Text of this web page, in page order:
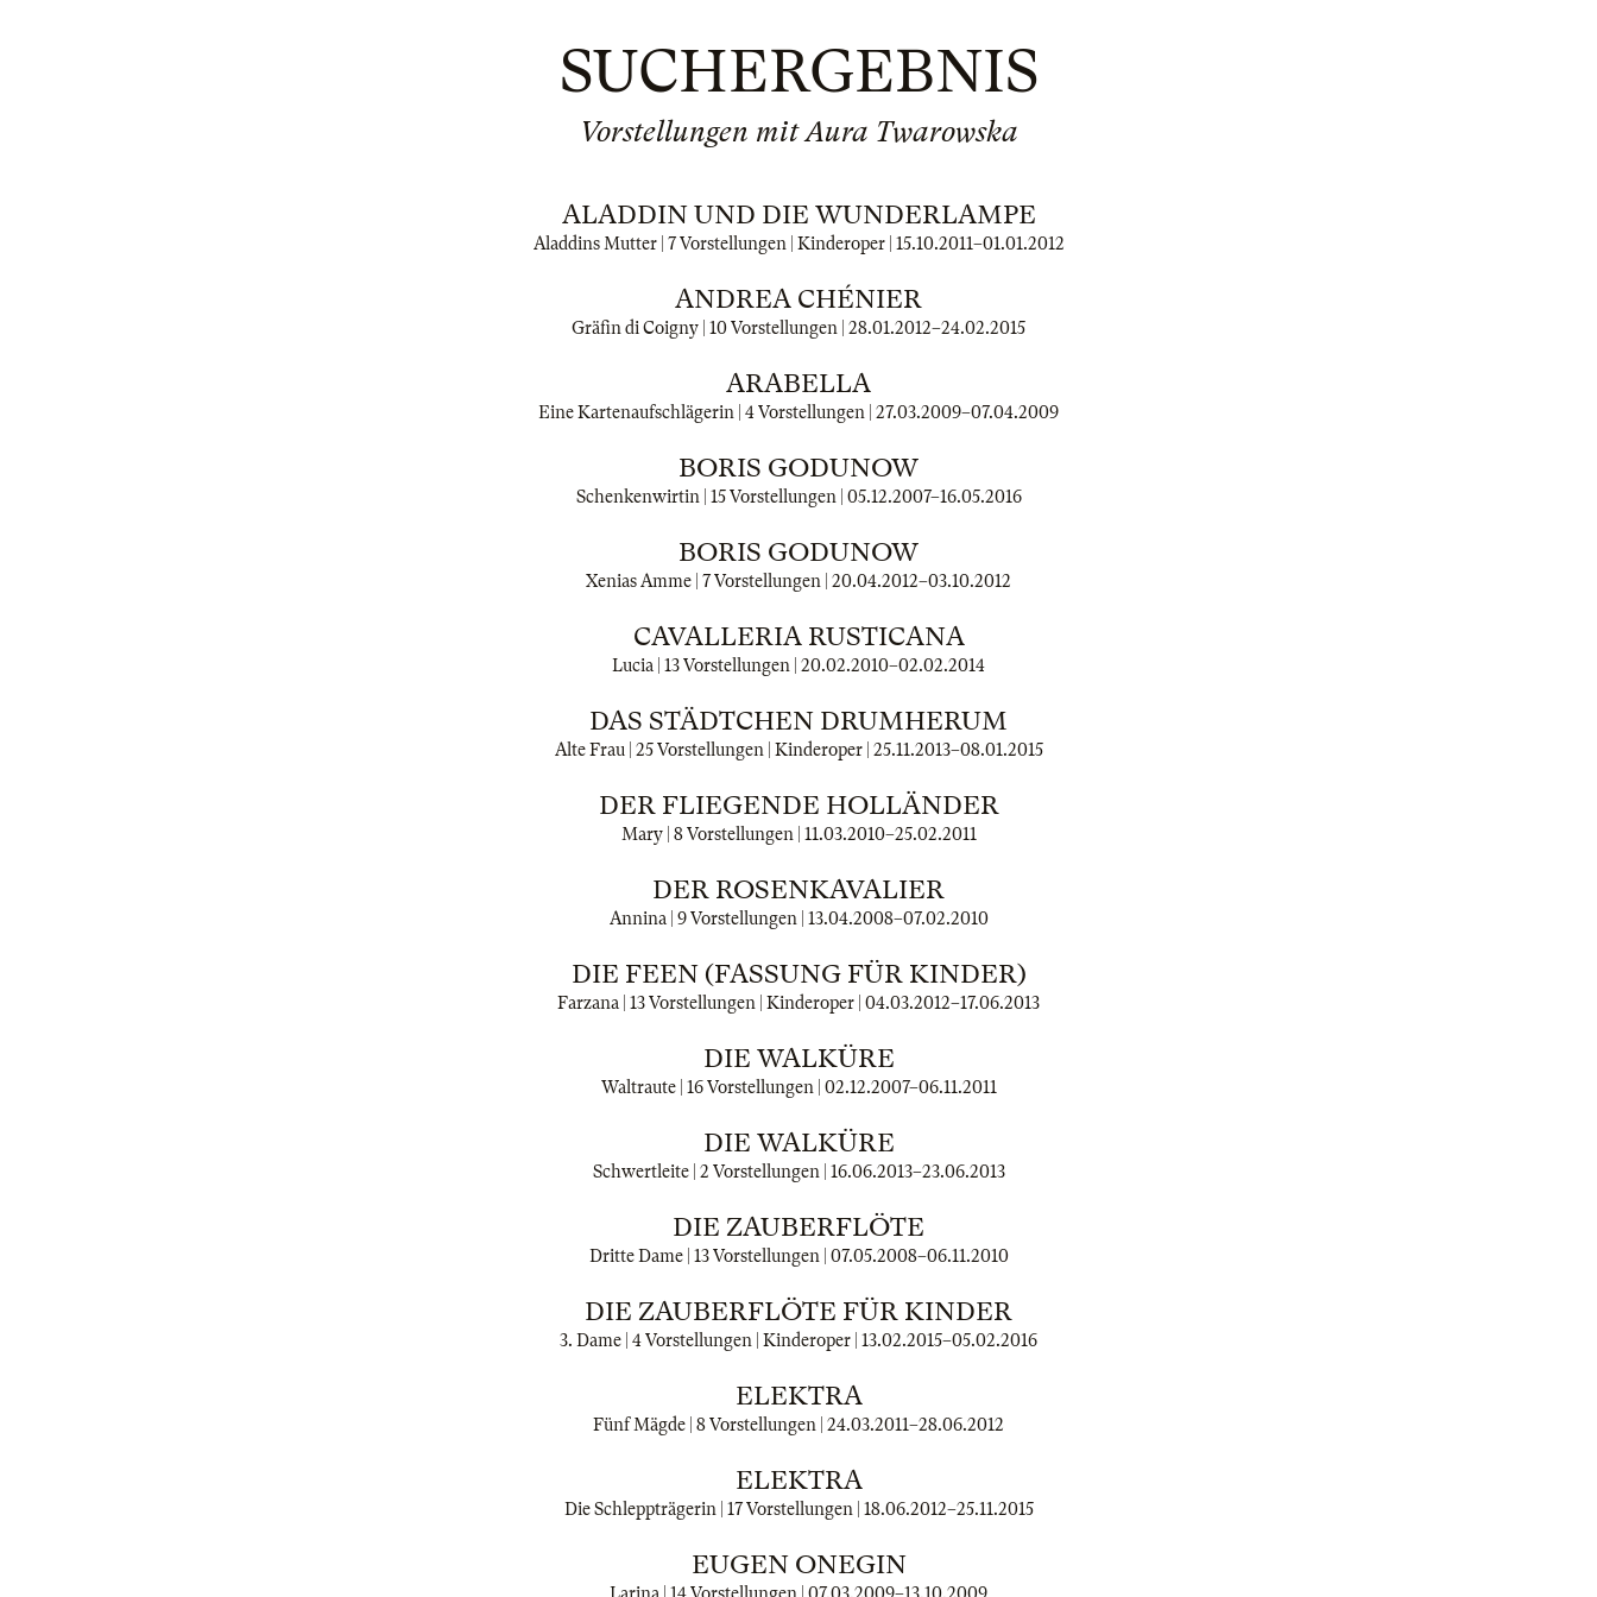
SUCHERGEBNIS
Vorstellungen mit Aura Twarowska
ALADDIN UND DIE WUNDERLAMPE
Aladdins Mutter | 7 Vorstellungen | Kinderoper | 15.10.2011–01.01.2012
ANDREA CHÉNIER
Gräfin di Coigny | 10 Vorstellungen | 28.01.2012–24.02.2015
ARABELLA
Eine Kartenaufschlägerin | 4 Vorstellungen | 27.03.2009–07.04.2009
BORIS GODUNOW
Schenkenwirtin | 15 Vorstellungen | 05.12.2007–16.05.2016
BORIS GODUNOW
Xenias Amme | 7 Vorstellungen | 20.04.2012–03.10.2012
CAVALLERIA RUSTICANA
Lucia | 13 Vorstellungen | 20.02.2010–02.02.2014
DAS STÄDTCHEN DRUMHERUM
Alte Frau | 25 Vorstellungen | Kinderoper | 25.11.2013–08.01.2015
DER FLIEGENDE HOLLÄNDER
Mary | 8 Vorstellungen | 11.03.2010–25.02.2011
DER ROSENKAVALIER
Annina | 9 Vorstellungen | 13.04.2008–07.02.2010
DIE FEEN (FASSUNG FÜR KINDER)
Farzana | 13 Vorstellungen | Kinderoper | 04.03.2012–17.06.2013
DIE WALKÜRE
Waltraute | 16 Vorstellungen | 02.12.2007–06.11.2011
DIE WALKÜRE
Schwertleite | 2 Vorstellungen | 16.06.2013–23.06.2013
DIE ZAUBERFLÖTE
Dritte Dame | 13 Vorstellungen | 07.05.2008–06.11.2010
DIE ZAUBERFLÖTE FÜR KINDER
3. Dame | 4 Vorstellungen | Kinderoper | 13.02.2015–05.02.2016
ELEKTRA
Fünf Mägde | 8 Vorstellungen | 24.03.2011–28.06.2012
ELEKTRA
Die Schleppträgerin | 17 Vorstellungen | 18.06.2012–25.11.2015
EUGEN ONEGIN